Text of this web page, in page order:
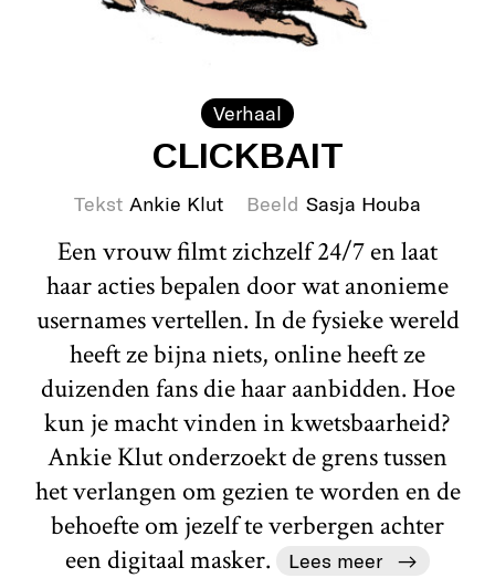
Verhaal
CLICKBAIT
Tekst Ankie Klut Beeld Sasja Houba
Een vrouw filmt zichzelf 24/7 en laat
haar acties bepalen door wat anonieme
usernames vertellen. In de fysieke wereld
heeft ze bijna niets, online heeft ze
duizenden fans die haar aanbidden. Hoe
kun je macht vinden in kwetsbaarheid?
Ankie Klut onderzoekt de grens tussen
het verlangen om gezien te worden en de
behoefte om jezelf te verbergen achter
een digitaal masker.
Lees meer